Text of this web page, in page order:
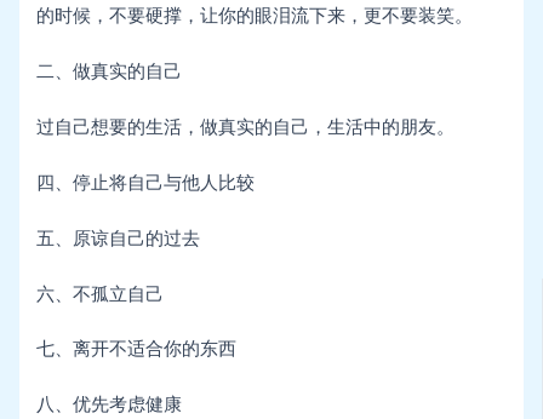
的时候，不要硬撑，让你的眼泪流下来，更不要装笑。
二、做真实的自己
过自己想要的生活，做真实的自己，生活中的朋友。
四、停止将自己与他人比较
五、原谅自己的过去
六、不孤立自己
七、离开不适合你的东西
八、优先考虑健康